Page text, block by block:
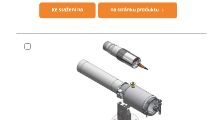
Ke stažení na na stránku produktu